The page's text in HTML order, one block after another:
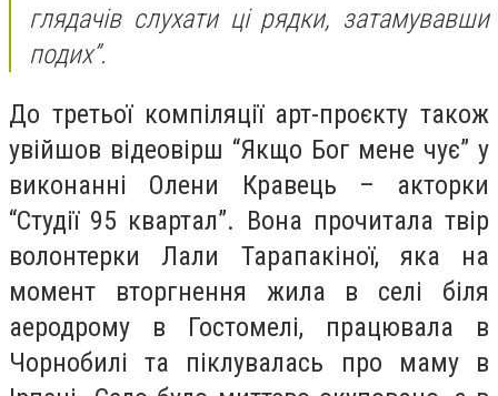
глядачів слухати ці рядки, затамувавши
подих”.
До третьої компіляції арт-проєкту також
увійшов відеовірш “Якщо Бог мене чує” у
виконанні Олени Кравець – акторки
“Студії 95 квартал”. Вона прочитала твір
волонтерки Лали Тарапакіної, яка на
момент вторгнення жила в селі біля
аеродрому в Гостомелі, працювала в
Чорнобилі та піклувалась про маму в